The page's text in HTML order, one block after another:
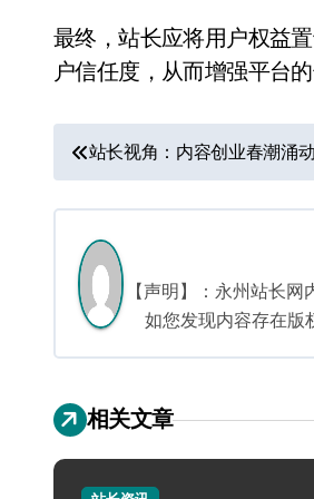
最终，站长应将用户权益
户信任度，从而增强平台的
文
章
导
航
站长视角：内容创业春潮涌
【声明】：永州站长
如您发现内容存在版
相关文章